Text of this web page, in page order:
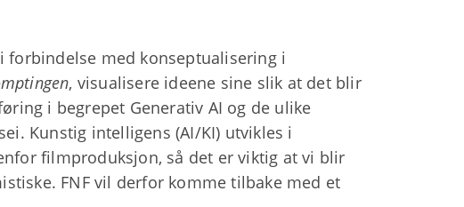
forbindelse med konseptualisering i
, visualisere ideene sine slik at det blir
i begrepet Generativ AI og de ulike
Kunstig intelligens (AI/KI) utvikles i
filmproduksjon, så det er viktig at vi blir
FNF vil derfor komme tilbake med et